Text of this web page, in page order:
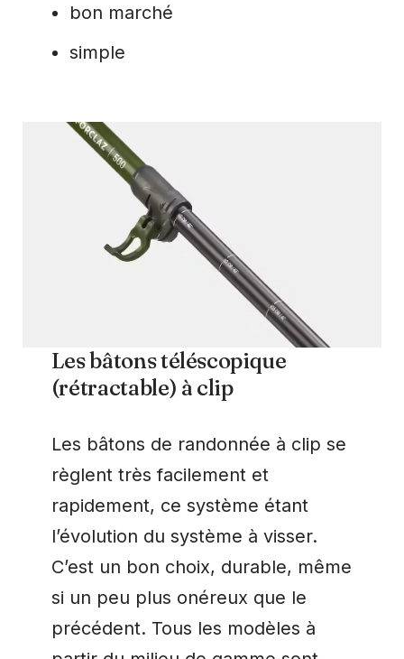
bon marché
simple
Les bâtons téléscopique
(rétractable) à clip
Les bâtons de randonnée à clip se
règlent très facilement et
rapidement, ce système étant
l’évolution du système à visser.
C’est un bon choix, durable, même
si un peu plus onéreux que le
précédent. Tous les modèles à